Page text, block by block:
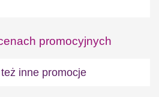
promocyjnych
inne promocje